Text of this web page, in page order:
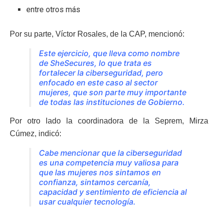
entre otros más
Por su parte, Víctor Rosales, de la CAP, mencionó:
Este ejercicio, que lleva como nombre
de SheSecures, lo que trata es
fortalecer la ciberseguridad, pero
enfocado en este caso al sector
mujeres, que son parte muy importante
de todas las instituciones de Gobierno.
Por otro lado la coordinadora de la Seprem, Mirza
Cúmez, indicó:
Cabe mencionar que la ciberseguridad
es una competencia muy valiosa para
que las mujeres nos sintamos en
confianza, sintamos cercanía,
capacidad y sentimiento de eficiencia al
usar cualquier tecnología.